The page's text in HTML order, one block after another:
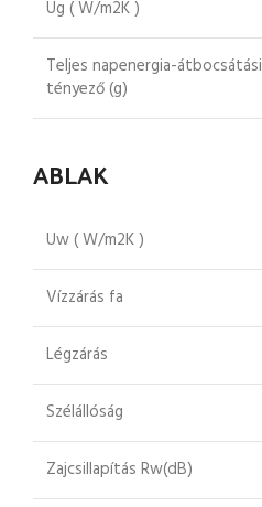
Ug ( W/m2K )
Teljes napenergia-átbocsátási
tényező (g)
ABLAK
Uw ( W/m2K )
Vízzárás fa
Légzárás
Szélállóság
Zajcsillapítás Rw(dB)